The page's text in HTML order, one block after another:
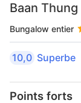
Baan Thung
Bungalow entier
10,0 Superbe
Points forts